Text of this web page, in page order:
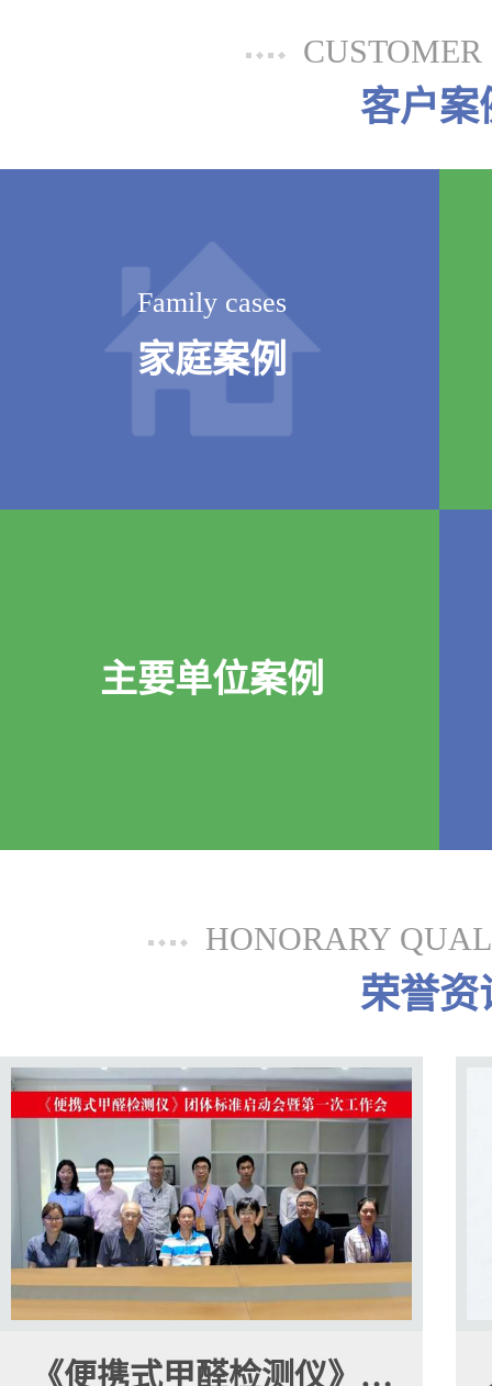
CUSTOMER
客户案
Family cases
家庭案例
主要单位案例
HONORARY
荣誉资
《便携式甲醛检测仪》…